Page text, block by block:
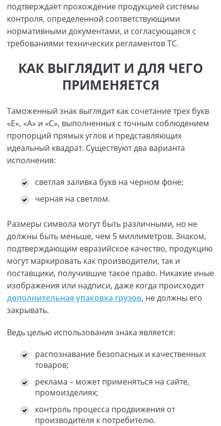
подтверждает прохождение продукцией системы
контроля, определенной соответствующими
нормативными документами, и согласующаяся с
требованиями технических регламентов ТС.
КАК ВЫГЛЯДИТ И ДЛЯ ЧЕГО
ПРИМЕНЯЕТСЯ
Таможенный знак выглядит как сочетание трех букв
«Е», «А» и «С», выполненных с точным соблюдением
пропорций прямых углов и представляющих
идеальный квадрат. Существуют два варианта
исполнения:
светлая заливка букв на черном фоне;
черная на светлом.
Размеры символа могут быть различными, но не
должны быть меньше, чем 5 миллиметров. Знаком,
подтверждающим евразийское качество, продукцию
могут маркировать как производители, так и
поставщики, получившие такое право. Никакие иные
изображения или надписи, даже когда происходит
дополнительная упаковка грузов, не должны его
закрывать.
Ведь целью использования знака является:
распознавание безопасных и качественных
товаров;
реклама – может применяться на сайте,
промоизделиях;
контроль процесса продвижения от
производителя к потребителю.